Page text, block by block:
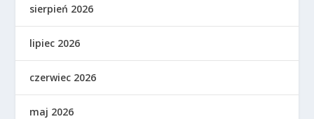
sierpień 2026
lipiec 2026
czerwiec 2026
maj 2026